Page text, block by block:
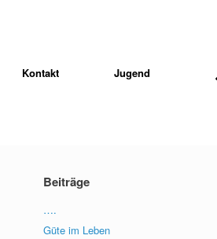
Kontakt Jugend
Beiträge
….
Güte im Leben